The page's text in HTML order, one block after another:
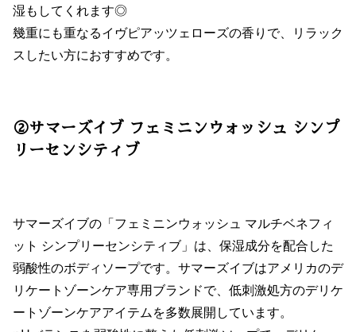
湿もしてくれます◎
幾重にも重なるイヴピアッツェローズの香りで、リラック
スしたい方におすすめです。
②サマーズイブ フェミニンウォッシュ シンプ
リーセンシティブ
サマーズイブの「フェミニンウォッシュ マルチベネフィ
ット シンプリーセンシティブ」は、保湿成分を配合した
弱酸性のボディソープです。サマーズイブはアメリカのデ
リケートゾーンケア専用ブランドで、低刺激処方のデリケ
ートゾーンケアアイテムを多数展開しています。